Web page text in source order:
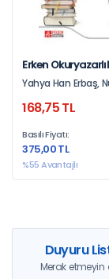
Erken
Becerilerinin
Teknoloji Kullanımı
Yahya Han Erbaş, Nur Akcanca,
168,75 TL
Basılı Fiyatı:
375,00 TL
%55 Avantajlı
Duyuru
Merak